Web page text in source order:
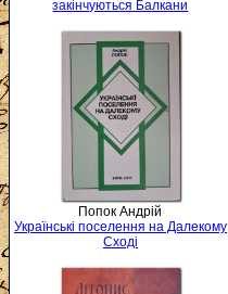
закінчуються Балкани
Попок Андрій
Українські поселення на Далекому
Сході